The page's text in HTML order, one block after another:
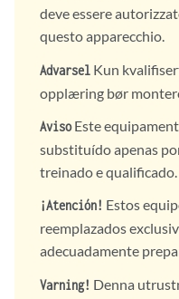
deve essere
questo apparecchio.
Advarsel Kun
opplæring bør
AvisoEste
substituído apenas
treinado e qualificado.
¡Atención! Estos
reemplazados
adecuadamente
Varning! Denna